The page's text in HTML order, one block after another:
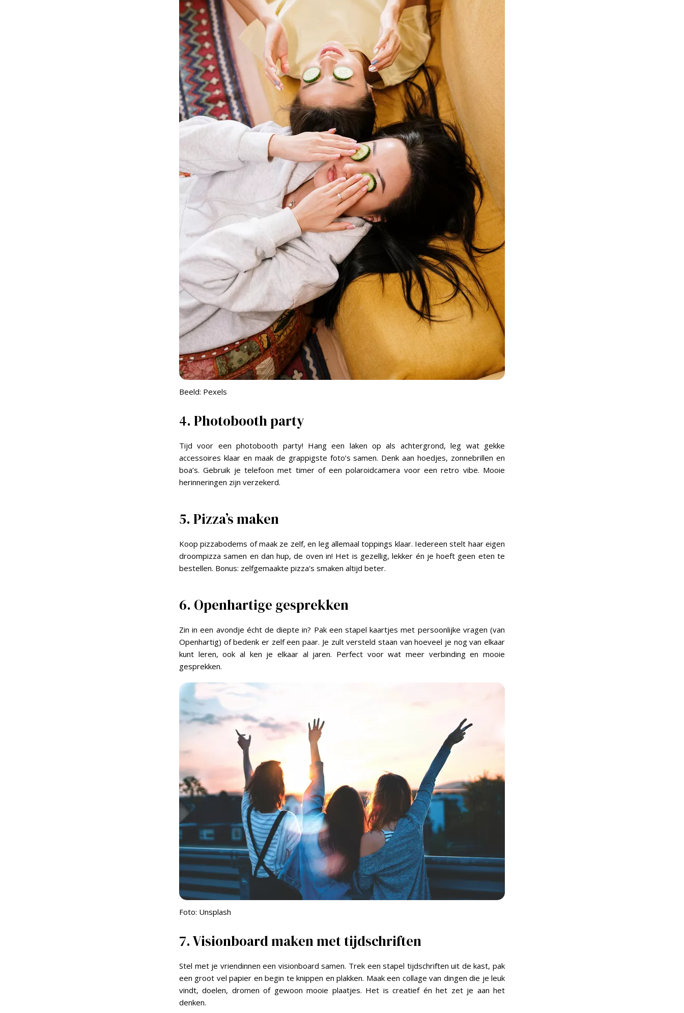
Beeld: Pexels
4. Photobooth party
Tijd voor een photobooth party! Hang een laken op als achtergrond, leg wat gekke
accessoires klaar en maak de grappigste foto’s samen. Denk aan hoedjes, zonnebrillen en
boa’s. Gebruik je telefoon met timer of een polaroidcamera voor een retro vibe. Mooie
herinneringen zijn verzekerd.
5. Pizza’s maken
Koop pizzabodems of maak ze zelf, en leg allemaal toppings klaar. Iedereen stelt haar eigen
droompizza samen en dan hup, de oven in! Het is gezellig, lekker én je hoeft geen eten te
bestellen. Bonus: zelfgemaakte pizza's smaken altijd beter.
6. Openhartige gesprekken
Zin in een avondje écht de diepte in? Pak een stapel kaartjes met persoonlijke vragen (van
Openhartig) of bedenk er zelf een paar. Je zult versteld staan van hoeveel je nog van elkaar
kunt leren, ook al ken je elkaar al jaren. Perfect voor wat meer verbinding en mooie
gesprekken.
Foto: Unsplash
7. Visionboard maken met tijdschriften
Stel met je vriendinnen een visionboard samen. Trek een stapel tijdschriften uit de kast, pak
een groot vel papier en begin te knippen en plakken. Maak een collage van dingen die je leuk
vindt, doelen, dromen of gewoon mooie plaatjes. Het is creatief én het zet je aan het
denken.